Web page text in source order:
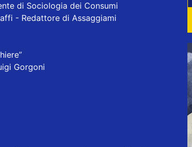
di Sociologia dei Consumi
- Redattore di Assaggiami
Gorgoni